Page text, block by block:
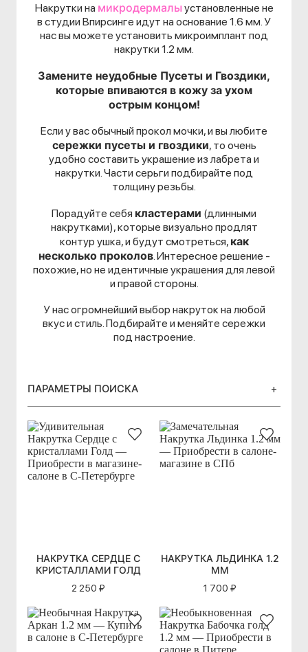
Накрутки на микродермалыустановленные не
в студии Впирсинге идут на основание 1.6 мм. У
нас вы можете установить микроимплант под
накрутки 1.2 мм.
Замените неудобные Пусеты и Гвоздики,
которые впиваются в кожу за ухом
острым концом!
Если у вас обычный прокол мочки, и вы любите
сережки пусеты и гвоздики, то очень
удобно составить украшение из лабрета и
накрутки. Части серьги подбирайте под
толщину резьбы.
Порадуйте себя кластерами (длинными
накрутками), которые визуально продлят
контур ушка, и будут смотреться, как
несколько проколов. Интересное решение -
похожие, но не идентичные украшения для левой
и правой стороны.
У нас огромнейший выбор накруток на любой
вкус и стиль. Подбирайте и меняйте сережки
под настроение.
ПАРАМЕТРЫ ПОИСКА +
НАКРУТКА СЕРДЦЕ С
КРИСТАЛЛАМИ ГОЛД
2 250 ₽
НАКРУТКА ЛЬДИНКА 1.2
ММ
1 700 ₽